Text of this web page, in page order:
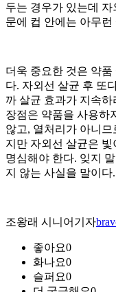
두는 경우가 있는데
문에 컵 안에는 아무
더욱 중요한 것은 약
다. 자외선 살균 후 또
까 살균 효과가 지속
장점은 약품을 사용하
않고, 열처리가 아니
지만 자외선 살균은
명심해야 한다. 잊지
지 않는 사실을 말이다.
조왕래 시니어기자
좋아요0
화나요0
슬퍼요0